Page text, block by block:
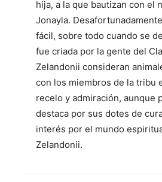
hija, a la que bautizan con el
Jonayla.
fácil, sobre todo cuando se
fue criada por la gente del
Zelandonii consideran
con los miembros de la tribu
recelo y admiración, aunque
destaca por sus dotes de
interés por el mundo
Zelandonii.